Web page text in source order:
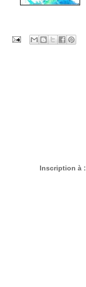
Inscription à :